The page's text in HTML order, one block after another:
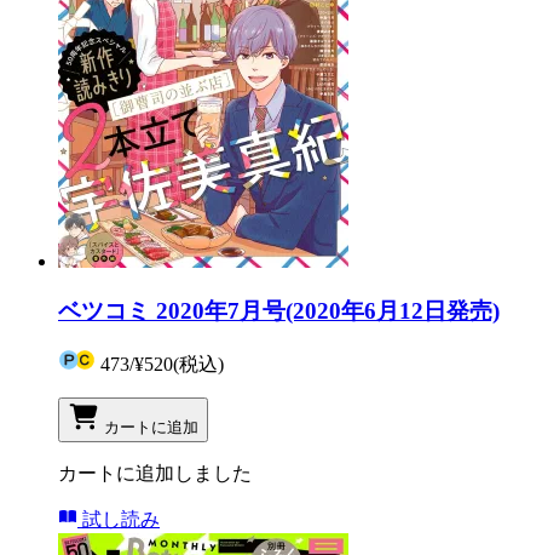
ベツコミ 2020年7月号(2020年6月12日発売)
473/¥520(税込)
カートに追加
カートに追加しました
試し読み